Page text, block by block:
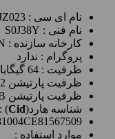
نام ای سی : JZ023
نام فنی : S0J38Y
کارخانه سازنده : MICRON
پروگرام : ندارد
ظرفیت : 64
ظرفیت پارتیشن 2 و 3
ظرفیت پارتیشن RPMB : چهار مگابایت
شناسه هارد(
Cid
) :
موارد استفاده :